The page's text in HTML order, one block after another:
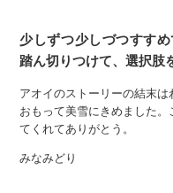
少しずつ少しづつすす
踏ん切りつけて、選択肢
アオイのストーリーの結末
おもって美雪にきめました
てくれてありがとう。
みなみどり